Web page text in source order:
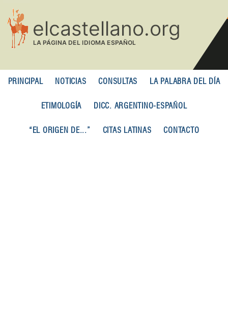
contenido
principal
PRINCIPAL NOTICIAS CONSULTAS LA PALABRA DEL DÍA
ETIMOLOGÍA DICC. ARGENTINO-ESPAÑOL
“EL ORIGEN DE...” CITAS LATINAS CONTACTO